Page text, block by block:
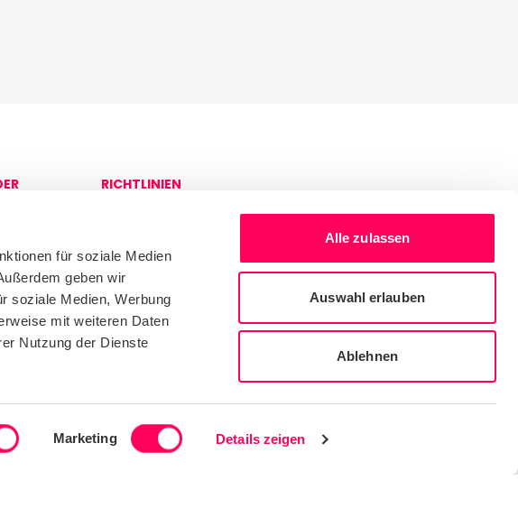
für soziale Medien
geben wir
soziale Medien, Werbung
mit weiteren Daten
Nutzung der Dienste
Marketing Details zeigen
Alle zulassen
Auswahl erlauben
Ablehnen
RICHTLINIEN
Regierungsführung